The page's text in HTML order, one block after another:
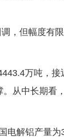
，但幅度有
万吨，接
从中长期看
解铝产量为